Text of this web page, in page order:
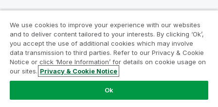
Acordos legais
Termos do produto
Legal Policies
Políticas Legais
Termos de uso
Marcas comerciais
Do Not Share My Info
Copyright © 1993-2026 QlikTech International AB. Todos os
We use cookies to improve your experience with our websites
and to deliver content tailored to your interests. By clicking ‘Ok’,
you accept the use of additional cookies which may involve
data transmission to third parties. Refer to our Privacy & Cookie
Notice or click ‘More Information’ for details on cookie usage on
our sites. Privacy & Cookie Notice
Ok